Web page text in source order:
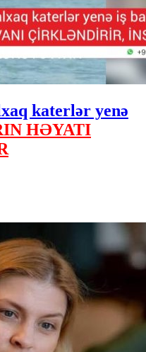
katerlər yenə
HƏYATI